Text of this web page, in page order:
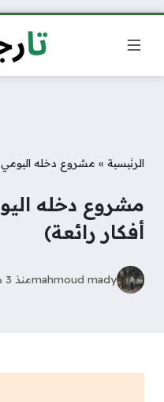
الرئيسية » مشروع دخله اليومي 1000 وأكثر (6 أفكار رائعة)
أفكار رائعة)
mahmoud madyمنذ 3 سنوات